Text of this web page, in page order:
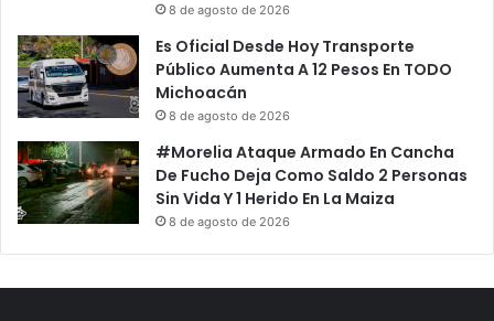
8 de agosto de 2026
Es Oficial Desde Hoy Transporte
Público Aumenta A 12 Pesos En TODO
Michoacán
8 de agosto de 2026
#Morelia Ataque Armado En Cancha
De Fucho Deja Como Saldo 2 Personas
Sin Vida Y 1 Herido En La Maiza
8 de agosto de 2026